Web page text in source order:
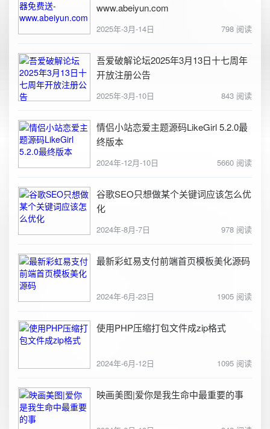
www.abeiyun.com
2025年-3月-14日 798 阅读
吾爱破解论坛2025年3月13日十七周年
开放注册公告
2025年-3月-10日 843 阅读
情侣小站恋爱主题源码LikeGirl 5.2.0最
终版本
2024年-12月-10日 5660 阅读
谷歌SEO只想做某个关键词应该怎么优
化
2024年-8月-7日 978 阅读
最新彩虹易支付前端首页模板美化源码
2024年-6月-23日 1905 阅读
使用PHP压缩打包文件成zip格式
2024年-6月-12日 1095 阅读
映画美图|爱你是我生命中最重要的事